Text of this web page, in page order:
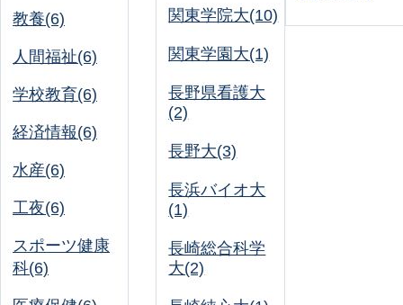
教養(6)
人間福祉(6)
学校教育(6)
経済情報(6)
水産(6)
工夜(6)
スポーツ健康
科(6)
関東学院大(10)
関東学園大(1)
長野県看護大
(2)
長野大(3)
長浜バイオ大
(1)
長崎総合科学
大(2)